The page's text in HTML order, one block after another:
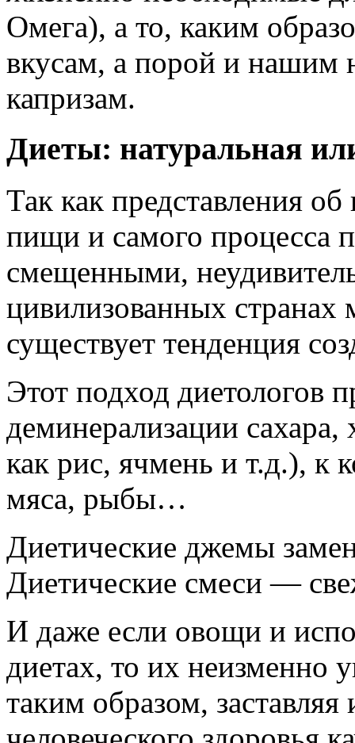
Омега), а то, каким
вкусам, а порой и нашим
капризам.
Диеты: натуральная
Так как представления
пищи и самого процесса
смещенными,
цивилизованных странах
существует тенденция
Этот подход диетологов
деминерализации сахара,
как рис, ячмень и т.д.), к
мяса, рыбы…
Диетические джемы
Диетические смеси —
И даже если овощи и
диетах, то их неизменно
таким образом,